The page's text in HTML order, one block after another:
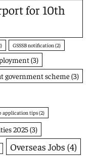
for 10th
GSSSB notification (2)
(3)
government scheme(3)
application tips(2)
2025(3)
Overseas Jobs (4)